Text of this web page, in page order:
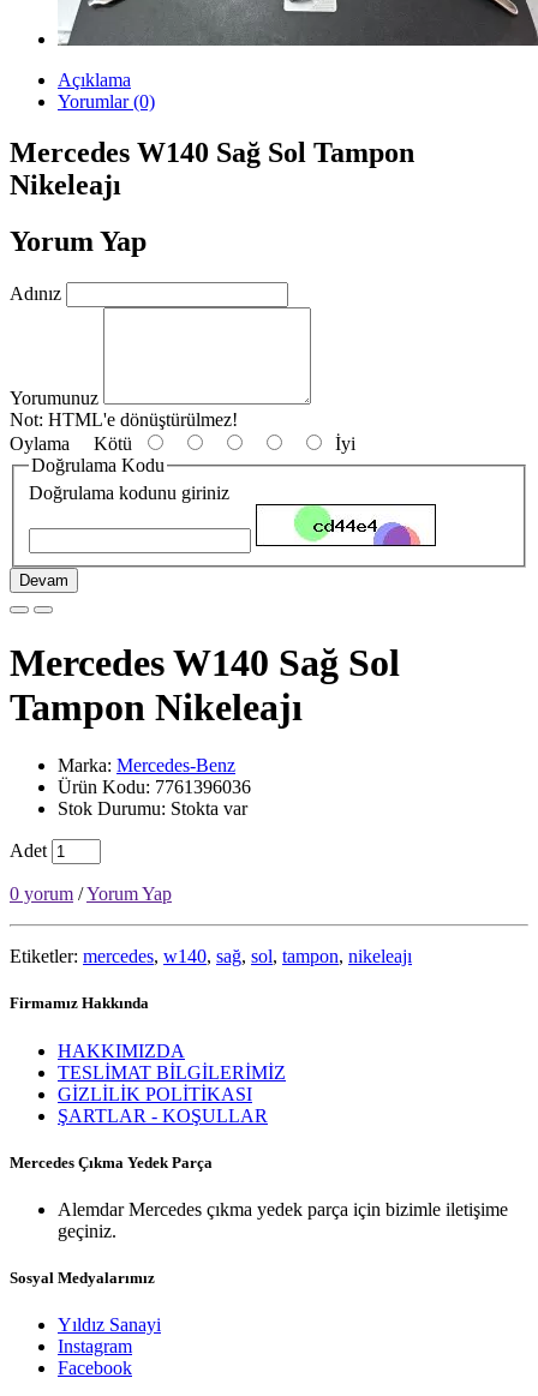
Açıklama
Yorumlar (0)
Mercedes W140 Sağ Sol Tampon
Nikeleajı
Yorum Yap
Adınız
Yorumunuz
Not: HTML'e dönüştürülmez!
Oylama Kötü
İyi
Doğrulama Kodu
Doğrulama kodunu giriniz
Devam
Mercedes W140 Sağ Sol
Tampon Nikeleajı
Marka: Mercedes-Benz
Ürün Kodu: 7761396036
Stok Durumu: Stokta var
Adet
0 yorum /Yorum Yap
Etiketler: mercedes, w140, sağ, sol, tampon, nikeleajı
Firmamız Hakkında
HAKKIMIZDA
TESLİMAT BİLGİLERİMİZ
GİZLİLİK POLİTİKASI
ŞARTLAR - KOŞULLAR
Mercedes Çıkma Yedek Parça
Alemdar Mercedes çıkma yedek parça için bizimle iletişime
geçiniz.
Sosyal Medyalarımız
Yıldız Sanayi
Instagram
Facebook